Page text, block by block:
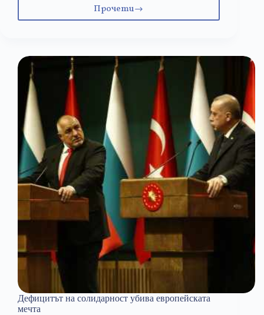
ПрочетиМедийна
Дефицитът на солидарност убива европейската
мечта